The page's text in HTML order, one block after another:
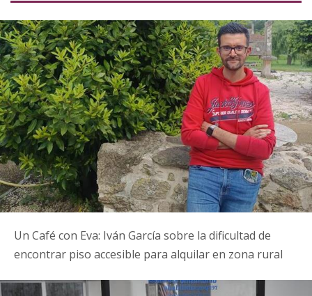
Un Café con Eva: Iván García sobre la dificultad de
encontrar piso accesible para alquilar en zona rural